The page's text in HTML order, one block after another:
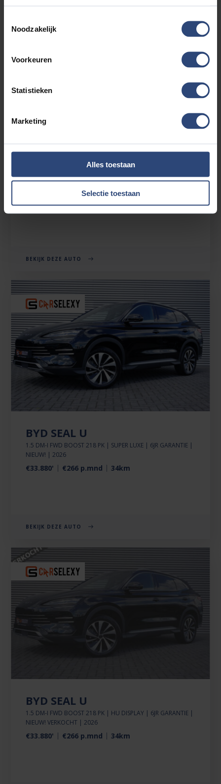
Noodzakelijk
Voorkeuren
Statistieken
Marketing
Alles toestaan
Selectie toestaan
BYD SEAL U
1.5 TURBO DM-I AWD DESIGN 323 PK | 1.300 TREKGEWICHT
BEKIJK DEZE AUTO
BYD SEAL U
1.5 DM-I FWD BOOST 218 PK | SUPER LUXE | 6JR GARANTIE |
NIEUW! | 2026
€33.880' €266 p.mnd 34km
BEKIJK DEZE AUTO
BYD SEAL U
1.5 DM-I FWD BOOST 218 PK | HU DISPLAY | 6JR GARANTIE |
NIEUW! VERKOCHT | 2026
€33.880' €266 p.mnd 34km